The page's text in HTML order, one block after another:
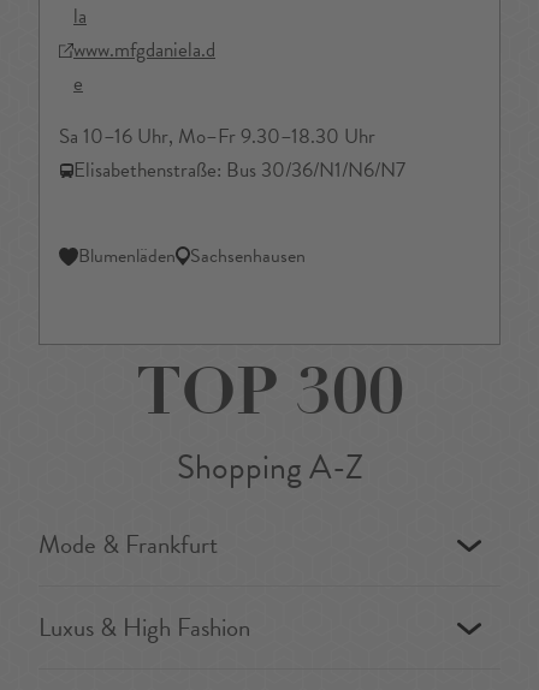
la
www.mfgdaniela.d
e
Sa 10–16 Uhr, Mo–Fr 9.30–18.30 Uhr
Elisabethenstraße: Bus 30/36/N1/N6/N7
Blumenläden Sachsenhausen
TOP 300
Shopping A-Z
Mode & Frankfurt
Luxus & High Fashion